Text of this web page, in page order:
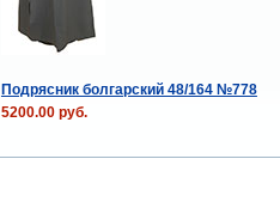
Подрясник болгарский 48/164 №778
5200.00 руб.